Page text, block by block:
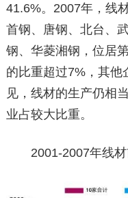
41.6%。2007年，线
首钢、唐钢、北台、
钢、华菱湘钢，位居
的比重超过7%，其他
见，线材的生产仍相
业占较大比重。
2001-2007年线材